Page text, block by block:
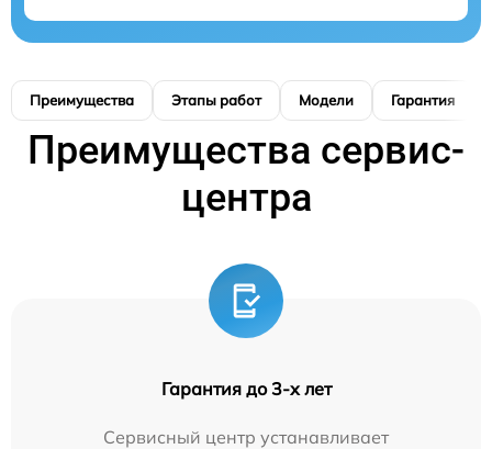
Преимущества Этапы работ Модели Гарантия
Преимущества сервис-
центра
Гарантия до 3-х лет
Сервисный центр устанавливает